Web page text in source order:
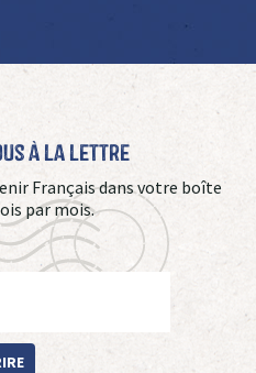
à La Lettre
Français dans votre boîte
par mois.